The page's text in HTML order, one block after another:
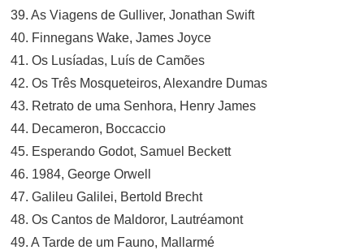
39. As Viagens de Gulliver, Jonathan Swift
40. Finnegans Wake, James Joyce
41. Os Lusíadas, Luís de Camões
42. Os Três Mosqueteiros, Alexandre Dumas
43. Retrato de uma Senhora, Henry James
44. Decameron, Boccaccio
45. Esperando Godot, Samuel Beckett
46. 1984, George Orwell
47. Galileu Galilei, Bertold Brecht
48. Os Cantos de Maldoror, Lautréamont
49. A Tarde de um Fauno, Mallarmé